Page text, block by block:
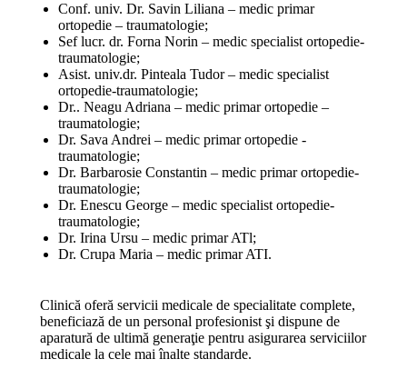
Conf. univ. Dr. Savin Liliana – medic primar
ortopedie – traumatologie;
Sef lucr. dr. Forna Norin – medic specialist ortopedie-
traumatologie;
Asist. univ.dr. Pinteala Tudor – medic specialist
ortopedie-traumatologie;
Dr.. Neagu Adriana – medic primar ortopedie –
traumatologie;
Dr. Sava Andrei – medic primar ortopedie -
traumatologie;
Dr. Barbarosie Constantin – medic primar ortopedie-
traumatologie;
Dr. Enescu George – medic specialist ortopedie-
traumatologie;
Dr. Irina Ursu – medic primar ATl;
Dr. Crupa Maria – medic primar ATI.
Clinică oferă servicii medicale de specialitate complete,
beneficiază de un personal profesionist şi dispune de
aparatură de ultimă generaţie pentru asigurarea serviciilor
medicale la cele mai înalte standarde.